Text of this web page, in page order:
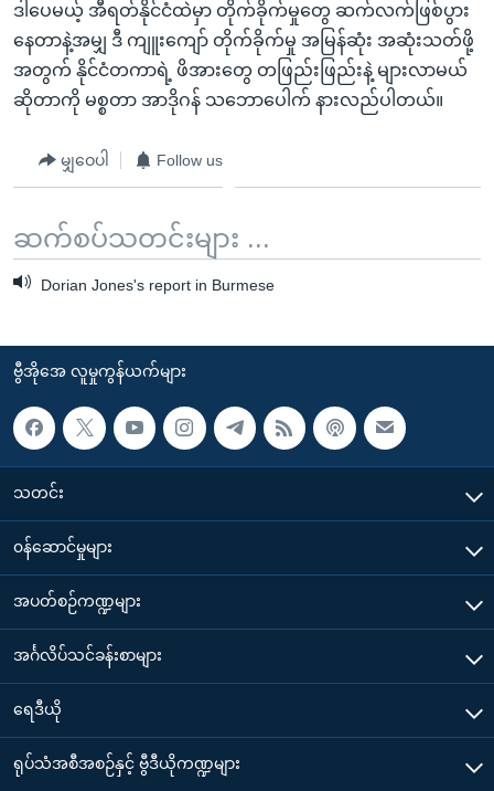
ဒါပေမယ့် အီရတ်နိုင်ငံထဲမှာ တိုက်ခိုက်မှုတွေ ဆက်လက်ဖြစ်ပွား
နေတာနဲ့အမျှ ဒီ ကျူးကျော် တိုက်ခိုက်မှု အမြန်ဆုံး အဆုံးသတ်ဖို့
အတွက် နိုင်ငံတကာရဲ့ ဖိအားတွေ တဖြည်းဖြည်းနဲ့ များလာမယ်
ဆိုတာကို မစ္စတာ အာဒိုဂန် သဘောပေါက် နားလည်ပါတယ်။
မျှဝေပါ Follow us
ဆက်စပ်သတင်းများ ...
Dorian Jones's report in Burmese
ဗွီအိုအေ လူမှုကွန်ယက်များ
သတင်း
၀န်ဆောင်မှုများ
အပတ်စဉ်ကဏ္ဍများ
အင်္ဂလိပ်သင်ခန်းစာများ
ရေဒီယို
ရုပ်သံအစီအစဉ်နှင့် ဗွီဒီယိုကဏ္ဍများ